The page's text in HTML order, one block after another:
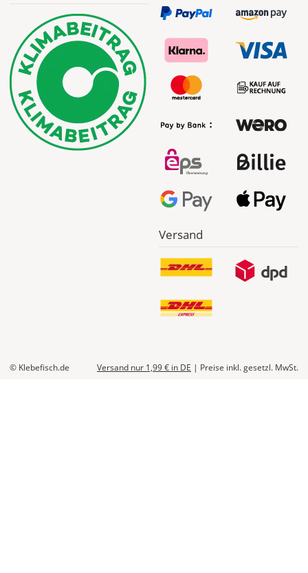
Versand
© Klebefisch.de Versand nur 1,99 € in DE | Preise inkl. gesetzl. MwSt.